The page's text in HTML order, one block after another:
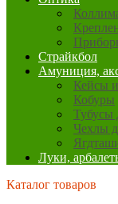
Страйкбол
Амуниция,
Кейсы
Кобуры
Тубусы
Чехлы
Луки,
Каталог товаров